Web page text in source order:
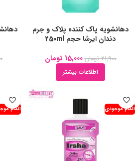
دهانشویه پاک کننده پلاک و جرم
دندان ایرشا حجم 250ml
21,900 تومان 15,000 تومان
اطلاعات بیشتر
اتمام موجودی اتمام